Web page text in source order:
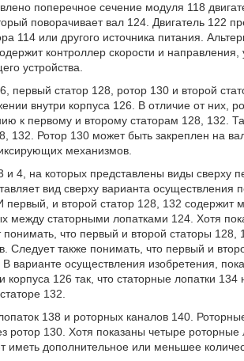
поперечное сечение модуля 118
поворачивает вал 124. Двигатель 122
114 или другого источника питания.
контроллер скорости и
устройства.
первый статор 128, ротор 130 и второй
внутри корпуса 126. В отличие от них,
к первому и второму статорам 128, 132.
Ротор 130 может быть закреплен на
механизмов.
4, на которых представлены виды сверху
вид сверху варианта осуществления
первый, и второй статор 128, 132 содержит
между статорными лопатками 124. Хотя
что первый и второй статоры 128,
Следует также понимать, что первый и
варианте осуществления изобретения,
126 так, что статорные лопатки
132.
138 и роторных каналов 140.
ротор 130. Хотя показаны четыре
иметь дополнительное или меньшее